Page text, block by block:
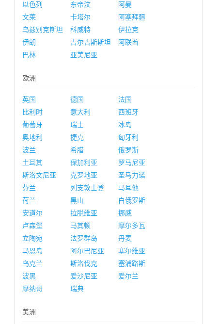
以色列
东帝汶
阿曼
文莱
卡塔尔
阿塞拜疆
乌兹别克斯坦
科威特
伊拉克
伊朗
吉尔吉斯斯坦
阿联酋
巴林
亚美尼亚
欧洲
英国 德国
法国
比利时
意大利
西班牙
葡萄牙
瑞士
冰岛
奥地利
捷克
匈牙利
波兰
希腊
俄罗斯
土耳其
保加利亚
罗马尼亚
斯洛文尼亚
克罗地亚
圣马力诺
芬兰
列支敦士登
马耳他
荷兰
黑山
白俄罗斯
安道尔
拉脱维亚
挪威
卢森堡
马其顿
摩尔多瓦
立陶宛
法罗群岛
丹麦
马恩岛
阿尔巴尼亚
塞尔维亚
乌克兰
斯洛伐克
塞浦路斯
波黑
爱沙尼亚
爱尔兰
摩纳哥
瑞典
美洲